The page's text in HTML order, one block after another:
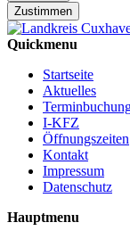
Zustimmen
Quickmenu
Startseite
Aktuelles
I-KFZ
Öffnungszeiten
Kontakt
Impressum
Datenschutz
Hauptmenu